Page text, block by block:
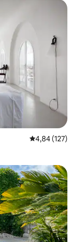
Gemiddelde
4,84 (127)